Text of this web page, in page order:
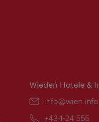
Wiedeń Hotele &
E-
info@wien.info
Telefon:
+43-1-24 555